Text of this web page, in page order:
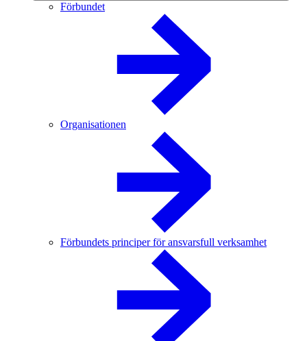
Förbundet
Organisationen
Förbundets principer för ansvarsfull verksamhet